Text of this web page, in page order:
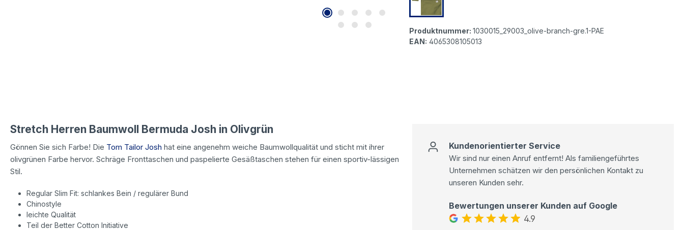
Tom Tailor Josh Baumwoll Bermuda olive branch green
Produktnummer: 1030015_29003_olive-branch-gre.1-PAE
EAN: 4065308105013
Stretch Herren Baumwoll Bermuda Josh in Olivgrün
Gönnen Sie sich Farbe! Die Tom Tailor Josh hat eine angenehm weiche Baumwollqualität und sticht mit ihrer
olivgrünen Farbe hervor. Schräge Fronttaschen und paspelierte Gesäßtaschen stehen für einen sportiv-lässigen
Stil.
Regular Slim Fit: schlankes Bein / regulärer Bund
Chinostyle
leichte Qualität
Teil der Better Cotton Initiative
Kundenorientierter Service
Wir sind nur einen Anruf entfernt! Als familiengeführtes
Unternehmen schätzen wir den persönlichen Kontakt zu
unseren Kunden sehr.
Bewertungen unserer Kunden auf Google
4.9